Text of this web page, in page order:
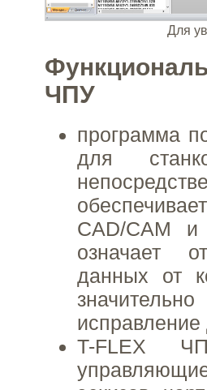
Для
ЧПУ
программа
для
CAD/CAM и
означает
данных от
T-FLEX